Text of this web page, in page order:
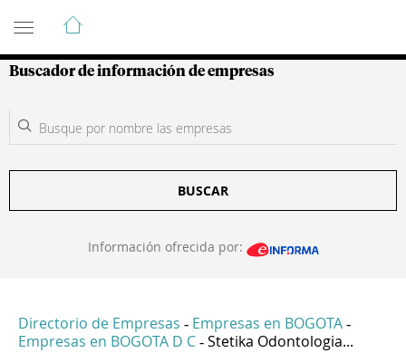
Guía de Empresas Colombianas
Buscador de información de empresas
BUSCAR
Información ofrecida por:
Directorio de Empresas - Empresas en BOGOTA -
Empresas en BOGOTA D C - Stetika Odontologia...